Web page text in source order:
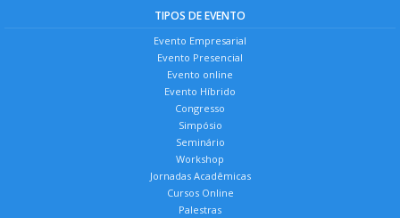
TIPOS DE EVENTO
Evento Empresarial
Evento Presencial
Evento online
Evento Híbrido
Congresso
Simpósio
Seminário
Workshop
Jornadas Acadêmicas
Cursos Online
Palestras